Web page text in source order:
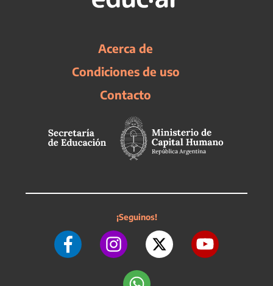
Acerca de
Condiciones de uso
Contacto
¡Seguinos!